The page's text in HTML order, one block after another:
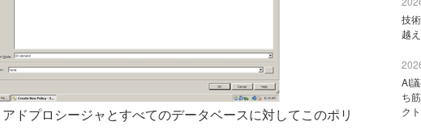
ドプロシージャとすべてのデータベースに対してこのポリ
技
越
AI
ち
ク